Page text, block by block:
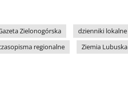
Zielonogórska dzienniki lokalne
regionalne Ziemia Lubuska